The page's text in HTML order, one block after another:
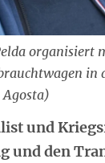
organisiert
in
Agosta)
und
und den